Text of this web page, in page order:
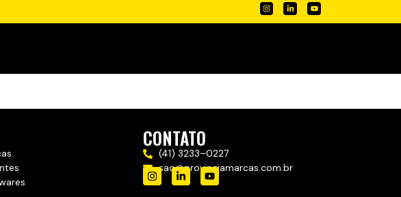
CONTATO
(41) 3233–0227
sac@provinciamarcas.com.br